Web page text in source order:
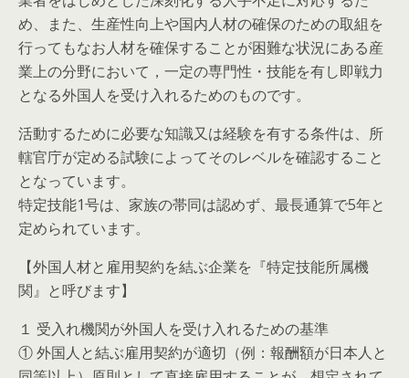
め、また、生産性向上や国内人材の確保のための取組を
行ってもなお人材を確保することが困難な状況にある産
業上の分野において，一定の専門性・技能を有し即戦力
となる外国人を受け入れるためのものです。
活動するために必要な知識又は経験を有する条件は、所
轄官庁が定める試験によってそのレベルを確認すること
となっています。
特定技能1号は、家族の帯同は認めず、最長通算で5年と
定められています。
【外国人材と雇用契約を結ぶ企業を『特定技能所属機
関』と呼びます】
１ 受入れ機関が外国人を受け入れるための基準
① 外国人と結ぶ雇用契約が適切（例：報酬額が日本人と